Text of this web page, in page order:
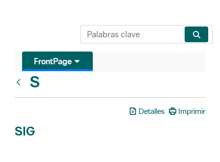
FrontPage
S
Detalles Imprimir
SIG